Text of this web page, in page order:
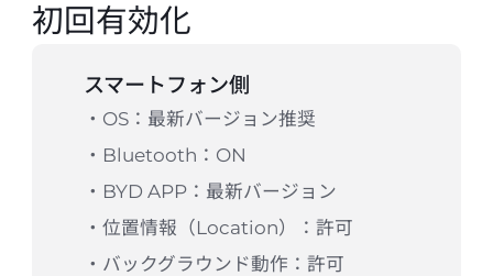
初回有効化
スマートフォン側
・OS：最新バージョン推奨
・Bluetooth：ON
・BYD APP：最新バージョン
・位置情報（Location）：許可
・バックグラウンド動作：許可